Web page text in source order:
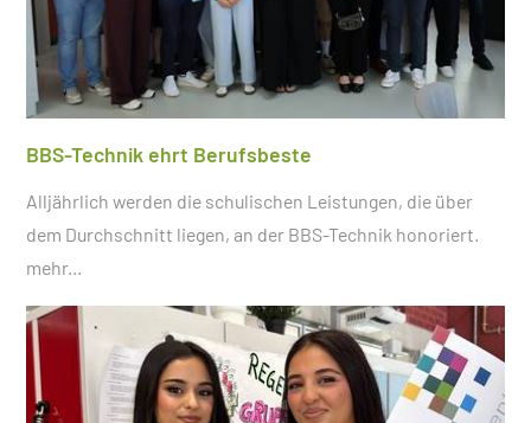
BBS-Technik ehrt Berufsbeste
Alljährlich werden die schulischen Leistungen, die über
dem Durchschnitt liegen, an der BBS-Technik honoriert.
mehr...